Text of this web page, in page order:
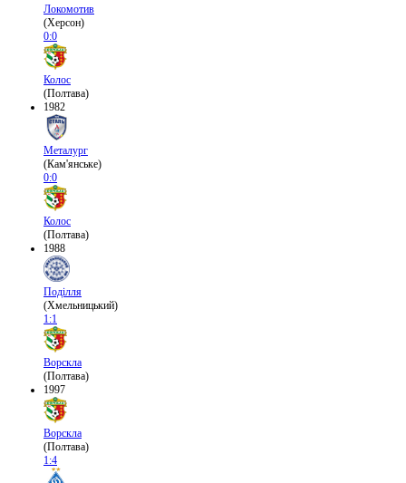
Локомотив
(Херсон)
0:0
Колос
(Полтава)
1982
Металург
(Кам'янське)
0:0
Колос
(Полтава)
1988
Поділля
(Хмельницький)
1:1
Ворскла
(Полтава)
1997
Ворскла
(Полтава)
1:4